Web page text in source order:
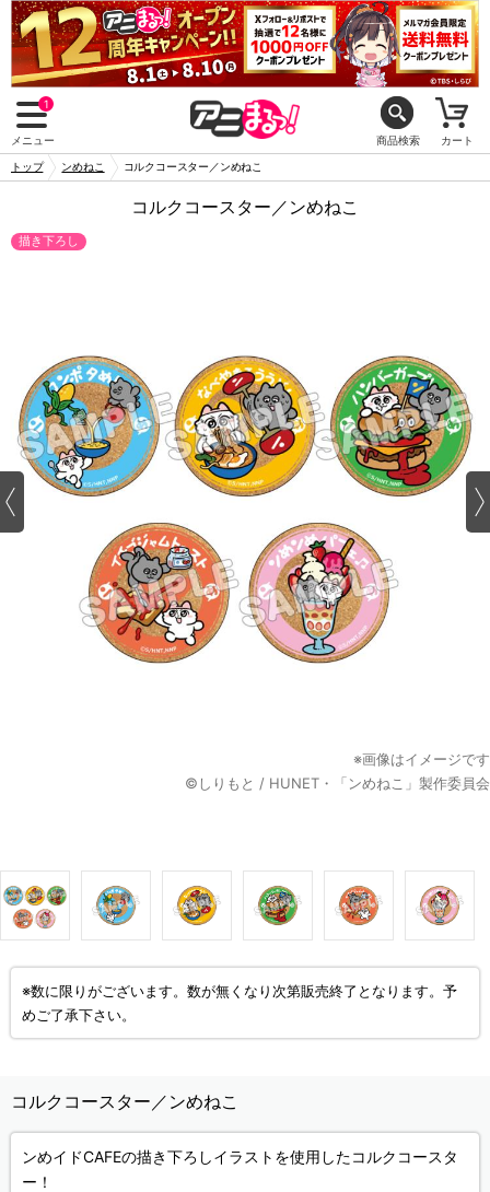
1
メニュー 商品検索 カート
トップ ンめねこ コルクコースター／ンめねこ
コルクコースター／ンめねこ
描き下ろし
※画像はイメージです
©しりもと / HUNET・「ンめねこ」製作委員会
※数に限りがございます。数が無くなり次第販売終了となります。予
めご了承下さい。
コルクコースター／ンめねこ
ンめイドCAFEの描き下ろしイラストを使用したコルクコースタ
ー！